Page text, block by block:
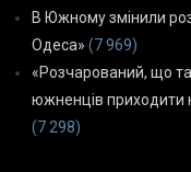
В Южному змінили
Одеса» (7 969)
«Розчарований, що
южненців приходити
(7 298)